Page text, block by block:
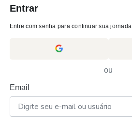
Entrar
Entre com senha para continuar sua jornada
ou
Email